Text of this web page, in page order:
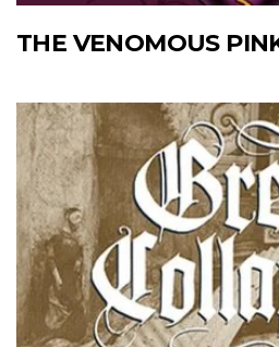
THE VENOMOUS